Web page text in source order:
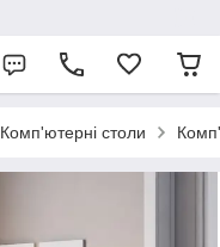
Комп'ютерні столи